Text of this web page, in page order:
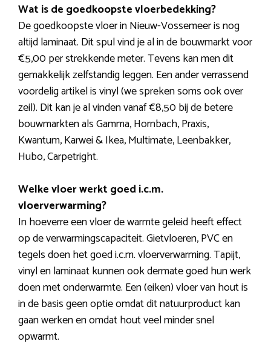
Wat is de goedkoopste vloerbedekking?
De goedkoopste vloer in Nieuw-Vossemeer is nog
altijd laminaat. Dit spul vind je al in de bouwmarkt voor
€5,00 per strekkende meter. Tevens kan men dit
gemakkelijk zelfstandig leggen. Een ander verrassend
voordelig artikel is vinyl (we spreken soms ook over
zeil). Dit kan je al vinden vanaf €8,50 bij de betere
bouwmarkten als Gamma, Hornbach, Praxis,
Kwantum, Karwei & Ikea, Multimate, Leenbakker,
Hubo, Carpetright.
Welke vloer werkt goed i.c.m.
vloerverwarming?
In hoeverre een vloer de warmte geleid heeft effect
op de verwarmingscapaciteit. Gietvloeren, PVC en
tegels doen het goed i.c.m. vloerverwarming. Tapijt,
vinyl en laminaat kunnen ook dermate goed hun werk
doen met onderwarmte. Een (eiken) vloer van hout is
in de basis geen optie omdat dit natuurproduct kan
gaan werken en omdat hout veel minder snel
opwarmt.